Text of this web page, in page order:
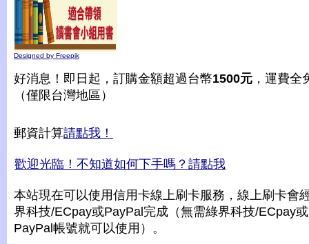
Designed by Freepik
好消息！即日起，訂購金額超過台幣1500元 ，運費全
（僅限台灣地區）
郵資計算請點我！
歡迎光臨！不知道如何下手嗎？請點我
本站現在可以使用信用卡線上刷卡服務，線上刷卡會
界科技/ECpay或PayPal完成（無需綠界科技/ECpay或
PayPal帳號就可以使用）。